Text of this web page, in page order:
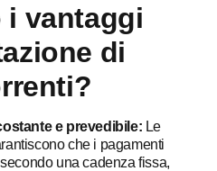
i vantaggi
di
e prevedibile: Le
che i pagamenti
una cadenza fissa,